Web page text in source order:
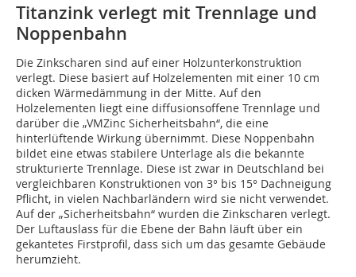
Titanzink verlegt mit Trennlage und
Noppenbahn
Die Zinkscharen sind auf einer Holzunterkonstruktion
verlegt. Diese basiert auf Holzelementen mit einer 10 cm
dicken Wärmedämmung in der Mitte. Auf den
Holzelementen liegt eine diffusionsoffene Trennlage und
darüber die „VMZinc Sicherheitsbahn“, die eine
hinterlüftende Wirkung übernimmt. Diese Noppenbahn
bildet eine etwas stabilere Unterlage als die bekannte
strukturierte Trennlage. Diese ist zwar in Deutschland bei
vergleichbaren Konstruktionen von 3° bis 15° Dachneigung
Pflicht, in vielen Nachbarländern wird sie nicht verwendet.
Auf der „Sicherheitsbahn“ wurden die Zinkscharen verlegt.
Der Luftauslass für die Ebene der Bahn läuft über ein
gekantetes Firstprofil, dass sich um das gesamte Gebäude
herumzieht.